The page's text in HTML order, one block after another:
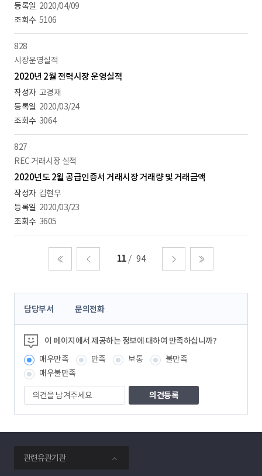
2020/04/09
5106
828
시장운영실적
2020년 2월 전력시장 운영실적
고경재
2020/03/24
3064
827
REC 거래시장 실적
2020년도 2월 공급인증서 거래시장 거래량 및 거래금액
김현우
2020/03/23
3605
11 94
콘
츠
정
보
책
임
자
담당부서 문의전화
이 페이지에서 제공하는 정보에 대하여 만족하십니까?
매우만족
만족 보통
불만족
매우불만족
의
견
을
겨
주
세
요
관련유관기관